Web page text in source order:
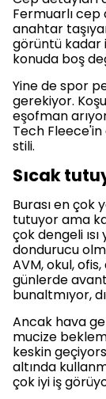
Fermuarlı cep
anahtar
görüntü kadar
konuda boş
Yine de spor
gerekiyor.
eşofman
Tech
stili.
Sıcak
Burası en çok
tutuyor ama
çok dengeli
dondurucu
AVM, okul,
günlerde
bunaltmıyor,
Ancak hava
mucize
keskin
altında
çok iyi iş